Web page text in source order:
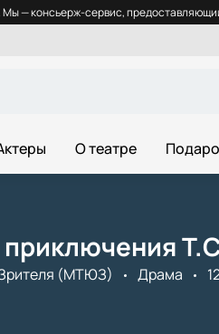
— консьерж-сервис,
О театре
(МТЮЗ) Драма